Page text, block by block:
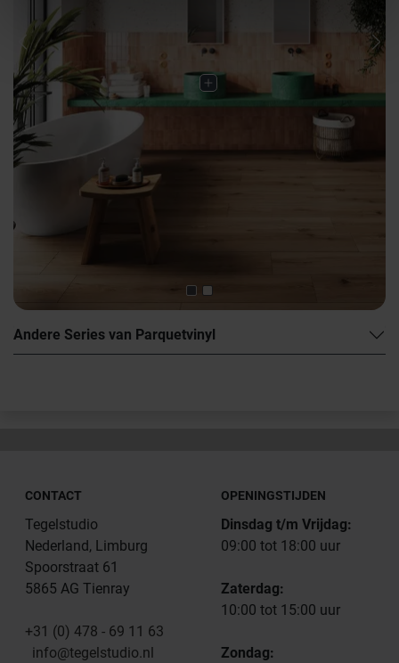
Previous
Andere Series van Parquetvinyl
CONTACT
Tegelstudio
Nederland, Limburg
Spoorstraat 61
5865 AG Tienray
+31 (0) 478 - 69 11 63
info@tegelstudio.nl
OPENINGSTIJDEN
Dinsdag t/m Vrijdag:
09:00 tot 18:00 uur
Zaterdag:
10:00 tot 15:00 uur
Zondag: